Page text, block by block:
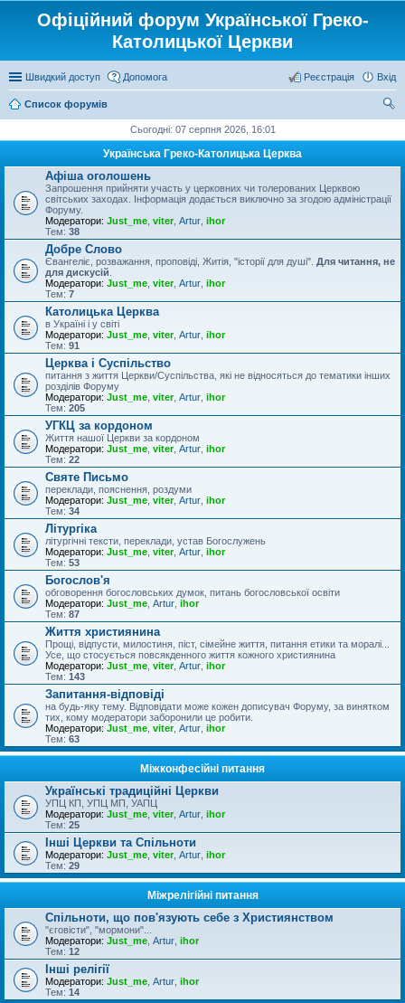
Офіційний форум Української Греко-
Католицької Церкви
Швидкий доступ Допомога Вхід
Реєстрація
Список форумів
Сьогодні: 07 серпня 2026, 16:01
Українська Греко-Католицька Церква
Афіша оголошень
Запрошення прийняти участь у церковних чи толерованих Церквою
світських заходах. Інформація додається виключно за згодою адміністрації
Форуму.
Модератори: Just_me viter, Artur ihor
Тем: 38
Добре Слово
Євангеліє, розважання, проповіді, Житія, "історії для душі". Для читання, не
для дискусій
Модератори: Just_me viter, Artur ihor
Тем: 7
Католицька Церква
в Україні і у світі
Модератори: Just_me viter, Artur ihor
Тем: 91
Церква і Суспільство
питання з життя Церкви/Суспільства, які не відносяться до тематики інших
розділів Форуму
Модератори: Just_me viter, Artur ihor
Тем: 205
УГКЦ за кордоном
Життя нашої Церкви за кордоном
Модератори: Just_me viter, Artur ihor
Тем: 22
Святе Письмо
переклади, пояснення, роздуми
Модератори: Just_me viter, Artur ihor
Тем: 34
Літургіка
літургічні тексти, переклади, устав Богослужень
Модератори: Just_me viter, Artur ihor
Тем: 53
Богослов'я
обговорення богословських думок, питань богословської освіти
Модератори: Just_me Artur ihor
Тем: 87
Життя християнина
Прощі, відпусти, милостиня, піст, сімейне життя, питання етики та моралі...
Усе, що стосується повсякденного життя кожного християнина
Модератори: Just_me viter, Artur ihor
Тем: 143
Запитання-відповіді
на будь-яку тему. Відповідати може кожен дописувач Форуму, за винятком
тих, кому модератори заборонили це робити.
Модератори: Just_me viter, Artur ihor
Тем: 63
Міжконфесійні питання
Українські традиційні Церкви
УПЦ КП, УПЦ МП, УАПЦ
Модератори: Just_me viter, Artur ihor
Тем: 25
Інші Церкви та Спільноти
Модератори: Just_me viter, Artur ihor
Тем: 29
Міжрелігійні питання
Спільноти, що пов'язують себе з Християнством
"єговісти", "мормони"...
Модератори: Just_me Artur ihor
Тем: 12
Інші релігії
Модератори: Just_me Artur ihor
Тем: 14